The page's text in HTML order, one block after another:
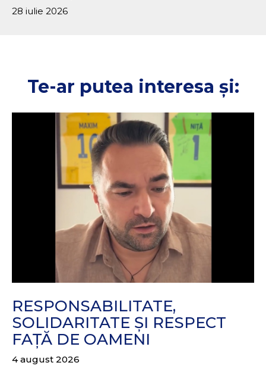
28 iulie 2026
Te-ar putea interesa și:
RESPONSABILITATE,
SOLIDARITATE ȘI RESPECT
FAȚĂ DE OAMENI
4 august 2026